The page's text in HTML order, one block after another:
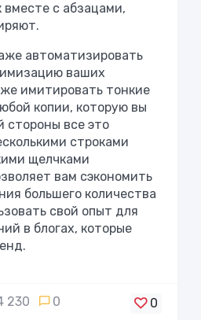
вместе с абзацами,
автоматизировать
ваших
имитировать тонкие
копии, которую вы
стороны все это
строками
щелчками
вам сэкономить
большего количества
свой опыт для
в блогах, которые
230 0 0